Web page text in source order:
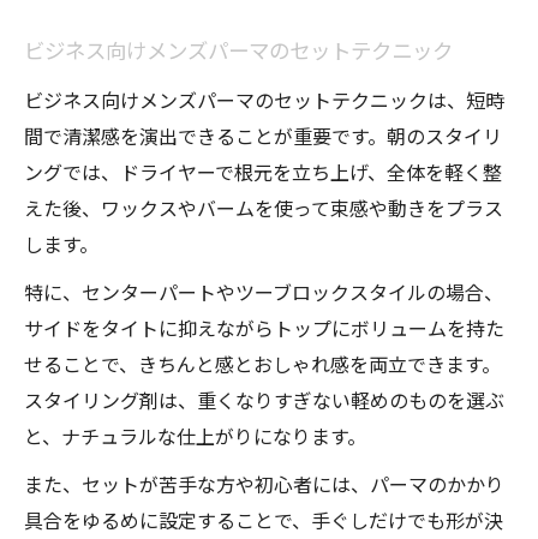
ビジネス向けメンズパーマのセットテクニック
ビジネス向けメンズパーマのセットテクニックは、短時
間で清潔感を演出できることが重要です。朝のスタイリ
ングでは、ドライヤーで根元を立ち上げ、全体を軽く整
えた後、ワックスやバームを使って束感や動きをプラス
します。
特に、センターパートやツーブロックスタイルの場合、
サイドをタイトに抑えながらトップにボリュームを持た
せることで、きちんと感とおしゃれ感を両立できます。
スタイリング剤は、重くなりすぎない軽めのものを選ぶ
と、ナチュラルな仕上がりになります。
また、セットが苦手な方や初心者には、パーマのかかり
具合をゆるめに設定することで、手ぐしだけでも形が決